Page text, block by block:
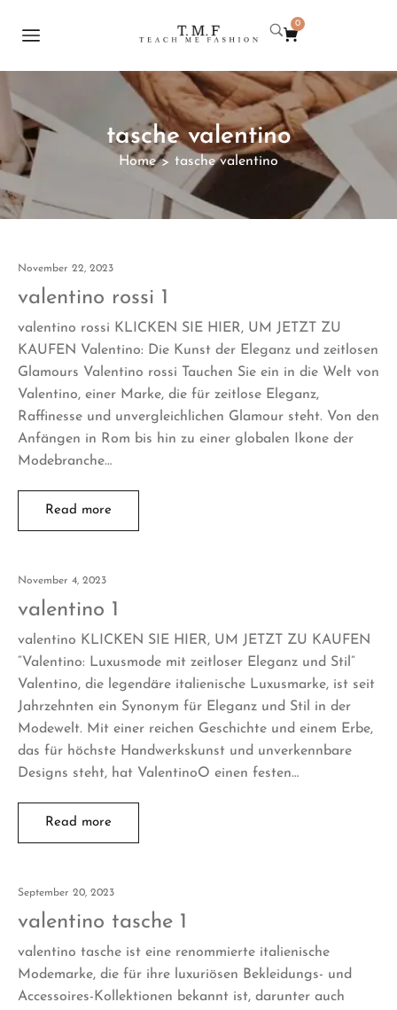
0
tasche valentino
Home > tasche valentino
November 22, 2023
valentino rossi 1
valentino rossi KLICKEN SIE HIER, UM JETZT ZU
KAUFEN Valentino: Die Kunst der Eleganz und zeitlosen
Glamours Valentino rossi Tauchen Sie ein in die Welt von
Valentino, einer Marke, die für zeitlose Eleganz,
Raffinesse und unvergleichlichen Glamour steht. Von den
Anfängen in Rom bis hin zu einer globalen Ikone der
Modebranche…
Read more
November 4, 2023
valentino 1
valentino KLICKEN SIE HIER, UM JETZT ZU KAUFEN
“Valentino: Luxusmode mit zeitloser Eleganz und Stil”
Valentino, die legendäre italienische Luxusmarke, ist seit
Jahrzehnten ein Synonym für Eleganz und Stil in der
Modewelt. Mit einer reichen Geschichte und einem Erbe,
das für höchste Handwerkskunst und unverkennbare
Designs steht, hat ValentinoO einen festen…
Read more
September 20, 2023
valentino tasche 1
valentino tasche ist eine renommierte italienische
Modemarke, die für ihre luxuriösen Bekleidungs- und
Accessoires-Kollektionen bekannt ist, darunter auch